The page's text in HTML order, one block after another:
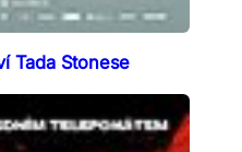
Tada Stonese